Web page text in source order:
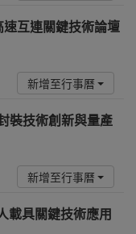
速互連關鍵技術論壇
新增至行事曆
裝技術創新與量產
新增至行事曆
載具關鍵技術應用